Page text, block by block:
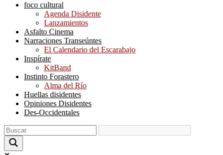
foco cultural
Agenda Disidente
Lanzamientos
Asfalto Cinema
Narraciones Transeúntes
El Calendario del Escarabajo
Inspírate
KitBand
Instinto Forastero
Alma del Río
Huellas disidentes
Opiniones Disidentes
Des-Occidentales